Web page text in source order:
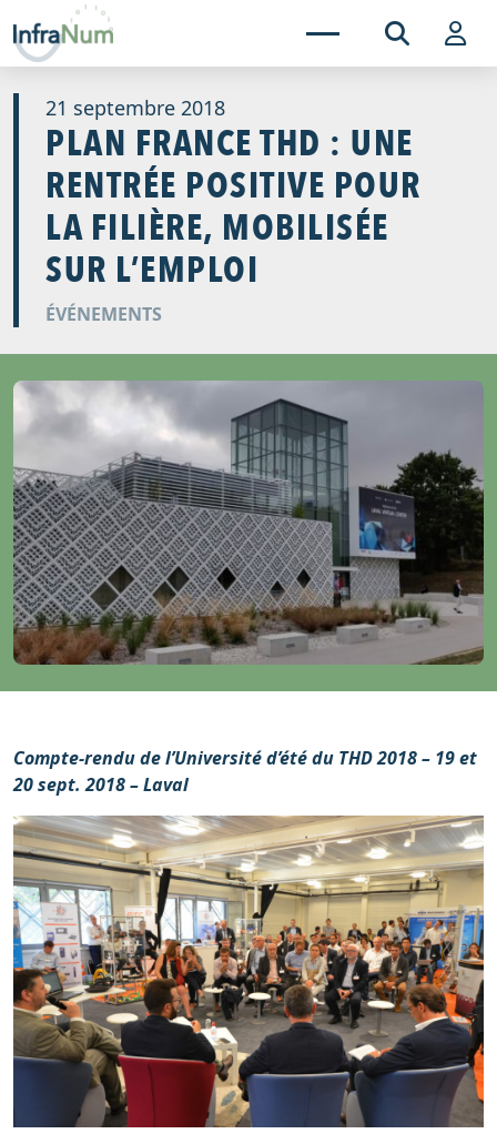
21 septembre 2018
PLAN FRANCE THD : UNE
RENTRÉE POSITIVE POUR
LA FILIÈRE, MOBILISÉE
SUR L’EMPLOI
ÉVÉNEMENTS
Compte-rendu de l’Université d’été du THD 2018 – 19 et
20 sept. 2018 – Laval